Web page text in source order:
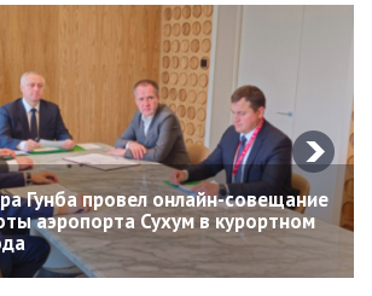
Гунба провел онлайн-совещание
аэропорта Сухум в курортном